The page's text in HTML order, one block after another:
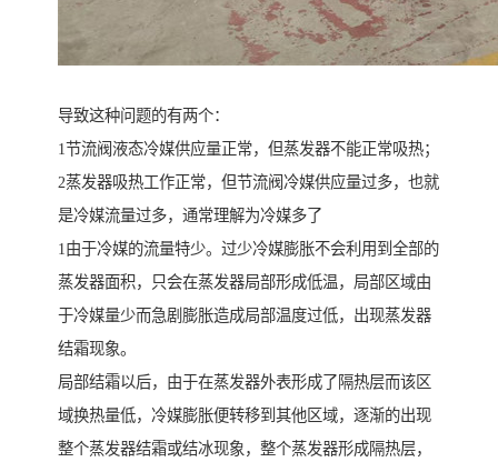
导致这种问题的有两个：
1节流阀液态冷媒供应量正常，但蒸发器不能正常吸热；
2蒸发器吸热工作正常，但节流阀冷媒供应量过多，也就
是冷媒流量过多，通常理解为冷媒多了
1由于冷媒的流量特少。过少冷媒膨胀不会利用到全部的
蒸发器面积，只会在蒸发器局部形成低温，局部区域由
于冷媒量少而急剧膨胀造成局部温度过低，出现蒸发器
结霜现象。
局部结霜以后，由于在蒸发器外表形成了隔热层而该区
域换热量低，冷媒膨胀便转移到其他区域，逐渐的出现
整个蒸发器结霜或结冰现象，整个蒸发器形成隔热层，